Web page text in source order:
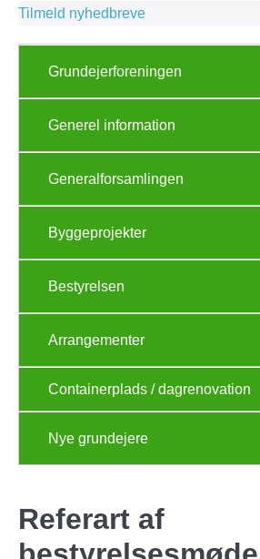
Tilmeld nyhedbreve
Grundejerforeningen
Generel information
Generalforsamlingen
Byggeprojekter
Bestyrelsen
Arrangementer
Containerplads / dagrenovation
Nye grundejere
Referart af